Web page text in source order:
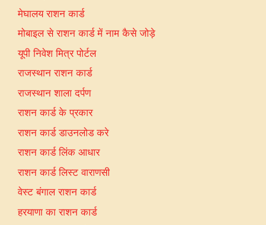
मेघालय राशन कार्ड
मोबाइल से राशन कार्ड में नाम कैसे जोड़े
यूपी निवेश मित्र पोर्टल
राजस्थान राशन कार्ड
राजस्थान शाला दर्पण
राशन कार्ड के प्रकार
राशन कार्ड डाउनलोड करे
राशन कार्ड लिंक आधार
राशन कार्ड लिस्ट वाराणसी
वेस्ट बंगाल राशन कार्ड
हरयाणा का राशन कार्ड